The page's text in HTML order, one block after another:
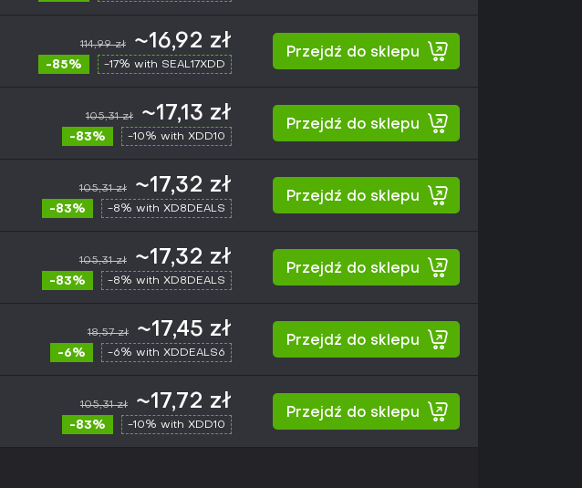
114,99 zł ~16,92 zł
-85% -17% with SEAL17XDD
Przejdź do sklepu
105,31 zł ~17,13 zł
-83% -10% with XDD10
Przejdź do sklepu
105,31 zł ~17,32 zł
-83% -8% with XD8DEALS
Przejdź do sklepu
105,31 zł ~17,32 zł
-83% -8% with XD8DEALS
Przejdź do sklepu
18,57 zł ~17,45 zł
-6% -6% with XDDEALS6
Przejdź do sklepu
105,31 zł ~17,72 zł
-83% -10% with XDD10
Przejdź do sklepu